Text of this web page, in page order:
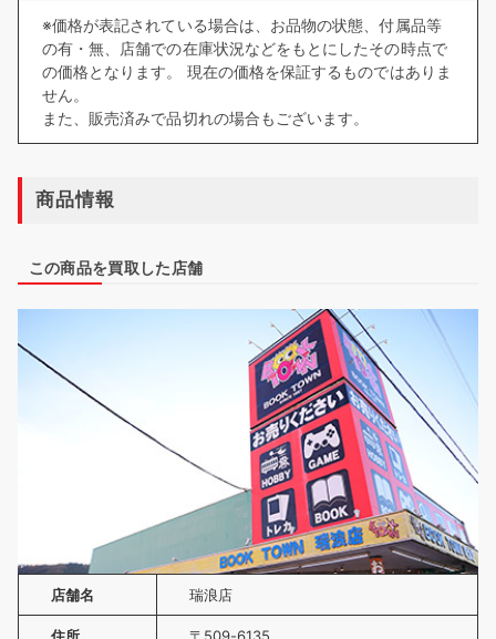
※価格が表記されている場合は、お品物の状態、付属品等
の有・無、店舗での在庫状況などをもとにしたその時点で
の価格となります。 現在の価格を保証するものではありま
せん。
また、販売済みで品切れの場合もございます。
商品情報
この商品を買取した店舗
店舗名 瑞浪店
住所
〒509-6135